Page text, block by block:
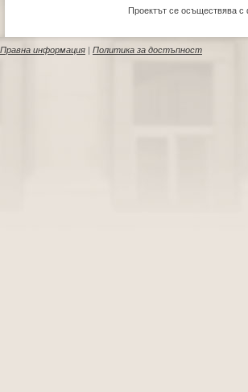
Проектът се осъществява с
Правна информация | Политика за достъпност